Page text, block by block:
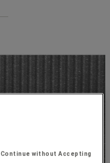
Continue without Accepting